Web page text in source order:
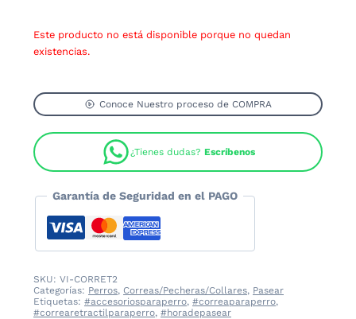
Este producto no está disponible porque no quedan
existencias.
Conoce Nuestro proceso de COMPRA
¿Tienes dudas? Escríbenos
Garantía de Seguridad en el PAGO
SKU: VI-CORRET2
Categorías: Perros, Correas/Pecheras/Collares, Pasear
Etiquetas: #accesoriosparaperro, #correaparaperro,
#correaretractilparaperro, #horadepasear